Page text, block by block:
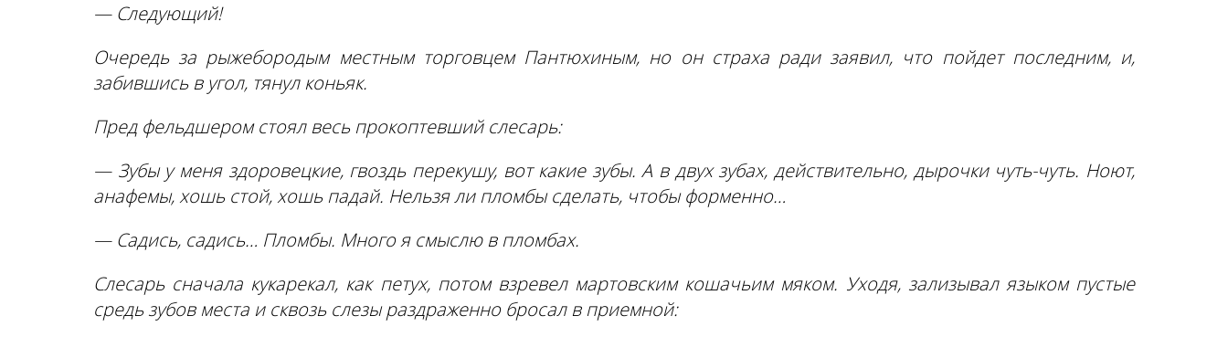
— Следующий!
Очередь за рыжебородым местным торговцем Пантюхиным, но он страха ради заявил, что пойдет последним, и,
забившись в угол, тянул коньяк.
Пред фельдшером стоял весь прокоптевший слесарь:
— Зубы у меня здоровецкие, гвоздь перекушу, вот какие зубы. А в двух зубах, действительно, дырочки чуть-чуть. Ноют,
анафемы, хошь стой, хошь падай. Нельзя ли пломбы сделать, чтобы форменно…
— Садись, садись… Пломбы. Много я смыслю в пломбах.
Слесарь сначала кукарекал, как петух, потом взревел мартовским кошачьим мяком. Уходя, зализывал языком пустые
средь зубов места и сквозь слезы раздраженно бросал в приемной: